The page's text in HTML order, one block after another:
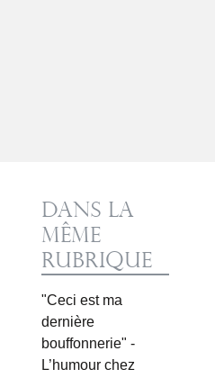
Dans la
même
rubrique
"Ceci est ma
dernière
bouffonnerie" -
L’humour chez